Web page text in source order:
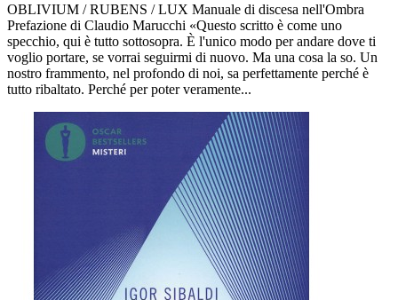
OBLIVIUM / RUBENS / LUX Manuale di discesa nell'Ombra
Prefazione di Claudio Marucchi «Questo scritto è come uno
specchio, qui è tutto sottosopra. È l'unico modo per andare dove ti
voglio portare, se vorrai seguirmi di nuovo. Ma una cosa la so. Un
nostro frammento, nel profondo di noi, sa perfettamente perché è
tutto ribaltato. Perché per poter veramente...